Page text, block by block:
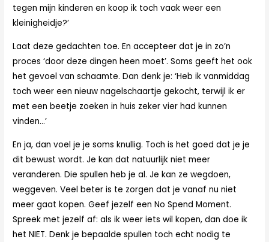
tegen mijn kinderen en koop ik toch vaak weer een
kleinigheidje?’
Laat deze gedachten toe. En accepteer dat je in zo’n
proces ‘door deze dingen heen moet’. Soms geeft het ook
het gevoel van schaamte. Dan denk je: ‘Heb ik vanmiddag
toch weer een nieuw nagelschaartje gekocht, terwijl ik er
met een beetje zoeken in huis zeker vier had kunnen
vinden…’
En ja, dan voel je je soms knullig. Toch is het goed dat je je
dit bewust wordt. Je kan dat natuurlijk niet meer
veranderen. Die spullen heb je al. Je kan ze wegdoen,
weggeven. Veel beter is te zorgen dat je vanaf nu niet
meer gaat kopen. Geef jezelf een No Spend Moment.
Spreek met jezelf af: als ik weer iets wil kopen, dan doe ik
het NIET. Denk je bepaalde spullen toch echt nodig te